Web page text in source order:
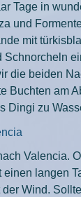
Tage in
und
mit
Schnorcheln
die beiden
Buchten am
Dingi zu
Valencia.
einen langen
Wind.